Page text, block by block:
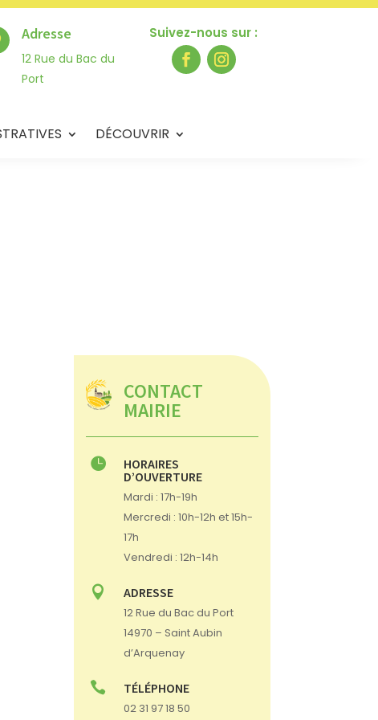
Adresse
12 Rue du Bac du
Port
Suivez-nous sur :
DÉCOUVRIR
CONTACT
MAIRIE

HORAIRES
D’OUVERTURE
Mardi : 17h-19h
Mercredi : 10h-12h et 15h-
17h
Vendredi : 12h-14h
 ADRESSE
12 Rue du Bac du Port
14970 – Saint Aubin
d’Arquenay
 TÉLÉPHONE
02 31 97 18 50